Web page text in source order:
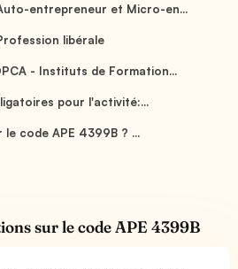
entrepreneur et Micro-en...
libérale
- Instituts de Formation...
pour l'activité:...
code APE 4399B ? ...
sur le code APE 4399B